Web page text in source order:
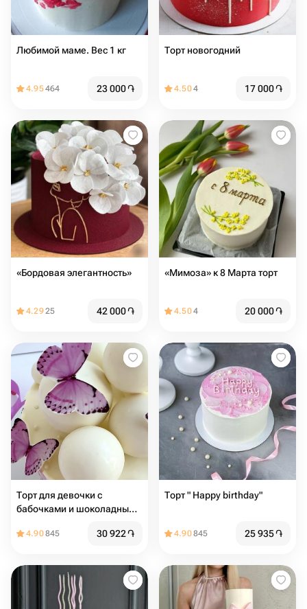
Любимой маме. Вес 1 кг
4.95464 23 000֏
Торт новогодний
4.504 17 000֏
«Бордовая элегантность»
4.2925 42 000֏
«Мимоза» к 8 Марта торт
4.504 20 000֏
Торт для девочки с
бабочками и шоколадными
4.90845 30 922֏
Торт " Happy birthday"
4.90845 25 935֏